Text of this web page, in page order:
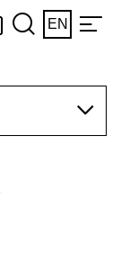
EN